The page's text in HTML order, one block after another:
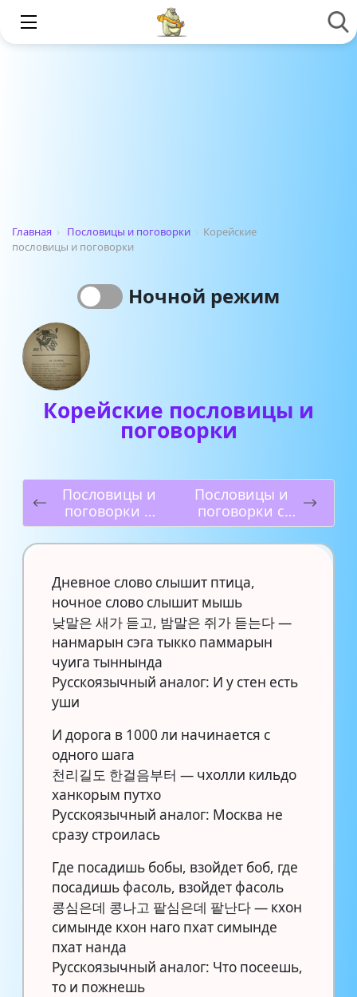
Главная › Пословицы и поговорки › Корейские
пословицы и поговорки
Ночной режим
Корейские пословицы и
поговорки
Пословицы и
поговорки о
спорте
Пословицы и
поговорки с
цифрой 7
(семь)
Дневное слово слышит птица,
ночное слово слышит мышь
낮말은 새가 듣고, 밤말은 쥐가 듣는다 —
нанмарын сэга тыкко паммарын
чуига тыннында
Русскоязычный аналог: И у стен есть
уши
И дорога в 1000 ли начинается с
одного шага
천리길도 한걸음부터 — чхолли кильдо
ханкорым путхо
Русскоязычный аналог: Москва не
сразу строилась
Где посадишь бобы, взойдет боб, где
посадишь фасоль, взойдет фасоль
콩심은데 콩나고 팥심은데 팥난다 — кхон
симынде кхон наго пхат симынде
пхат нанда
Русскоязычный аналог: Что посеешь,
то и пожнешь